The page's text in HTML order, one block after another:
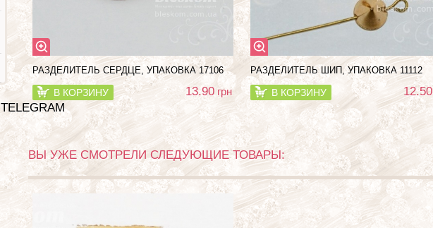
РАЗДЕЛИТЕЛЬ СЕРДЦЕ, УПАКОВКА 17106
В КОРЗИНУ 13.90 грн
РАЗДЕЛИТЕЛЬ ШИП, УПАКОВКА 11112
В КОРЗИНУ 12.50
ВЫ УЖЕ СМОТРЕЛИ СЛЕДУЮЩИЕ ТОВАРЫ: